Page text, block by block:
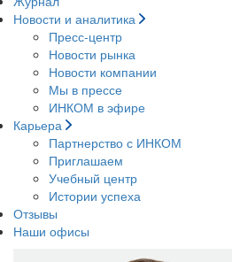
Новости и аналитика
Пресс-центр
Новости рынка
Новости компании
Мы в прессе
ИНКОМ в эфире
Карьера
Партнерство с ИНКОМ
Приглашаем
Учебный центр
Истории успеха
Отзывы
Наши офисы